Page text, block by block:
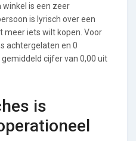
winkel is een zeer
is lyrisch over een
meer iets wilt kopen. Voor
achtergelaten en 0
cijfer van 0,00 uit
is